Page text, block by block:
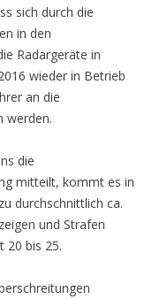
sich durch die
in den
Radargeräte in
wieder in Betrieb
an die
werden.
die
mitteilt, kommt es in
durchschnittlich ca.
und Strafen
20 bis 25.